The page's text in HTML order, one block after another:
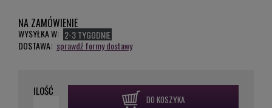
NA ZAMÓWIENIE
WYSYŁKA W: 2-3 TYGODNIE
DOSTAWA: sprawdź formy dostawy
ILOŚĆ
DO KOSZYKA